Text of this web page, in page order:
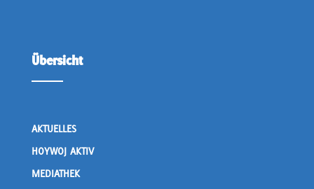
Übersicht
AKTUELLES
HOYWOJ AKTIV
MEDIATHEK